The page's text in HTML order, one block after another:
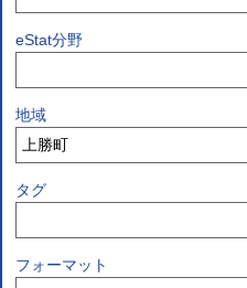
eStat分野
地域
タグ
フォーマット